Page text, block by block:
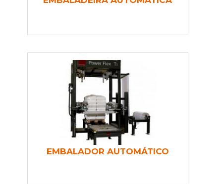
EMBALADOR AUTOMÁTICO